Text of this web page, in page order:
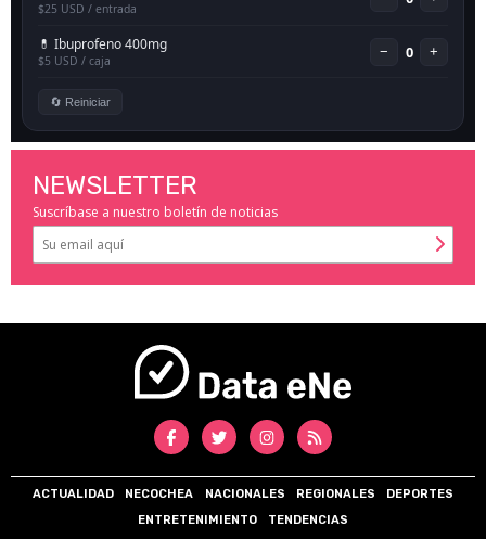
NEWSLETTER
Suscríbase a nuestro boletín de noticias
ACTUALIDAD NECOCHEA NACIONALES REGIONALES
DEPORTES
ENTRETENIMIENTO
TENDENCIAS